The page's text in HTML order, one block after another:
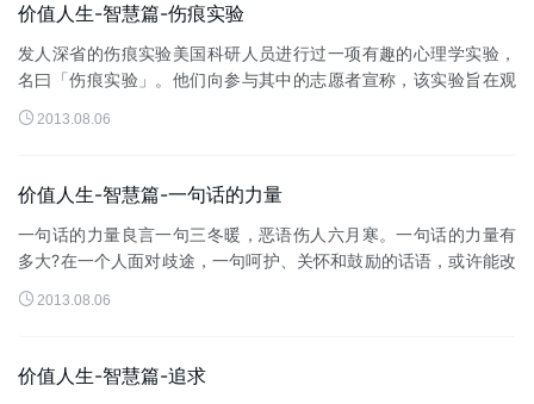
价值人生-智慧篇-伤痕实验
发人深省的伤痕实验美国科研人员进行过一项有趣的心理学实验，
名曰「伤痕实验」。他们向参与其中的志愿者宣称，该实验旨在观
察人们对身体有缺陷的陌生人作何反应，尤其是面部有伤痕的人。
每位志愿者都被安排在没有镜...
 2013.08.06
价值人生-智慧篇-一句话的力量
一句话的力量良言一句三冬暖，恶语伤人六月寒。一句话的力量有
多大?在一个人面对歧途，一句呵护、关怀和鼓励的话语，或许能改
变一个人的一生。出租车女司机小王遇到抢匪。她把身上所有的钱
交给歹徒，说：「今天就挣...
 2013.08.06
价值人生-智慧篇-追求